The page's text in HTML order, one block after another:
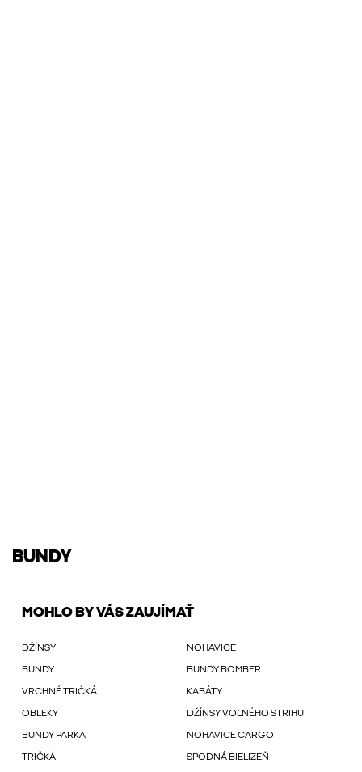
BUNDY
MOHLO BY VÁS ZAUJÍMAŤ
DŽÍNSY NOHAVICE
BUNDY BUNDY BOMBER
VRCHNÉ TRIČKÁ KABÁTY
OBLEKY DŽÍNSY VOĽNÉHO STRIHU
BUNDY PARKA NOHAVICE CARGO
TRIČKÁ SPODNÁ BIELIZEŇ